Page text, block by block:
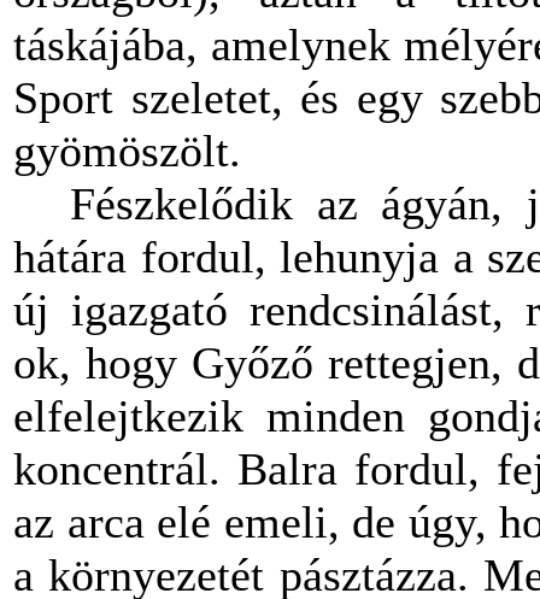
táskájába, amelynek
Sport szeletet, és egy
gyömöszölt.
Fészkelődik az
hátára fordul, lehunyja a
új igazgató rendcsinálást,
ok, hogy Győző rettegjen,
elfelejtkezik minden
koncentrál. Balra fordul,
az arca elé emeli, de úgy,
a környezetét pásztázza.